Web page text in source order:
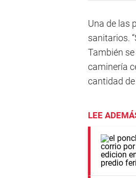
Una de las
sanitarios.
También
caminería
cantidad
LEE